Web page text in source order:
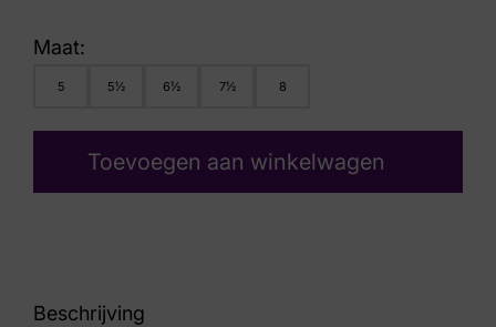
Maat:
5 5½ 6½ 7½ 8
Toevoegen aan winkelwagen
Beschrijving